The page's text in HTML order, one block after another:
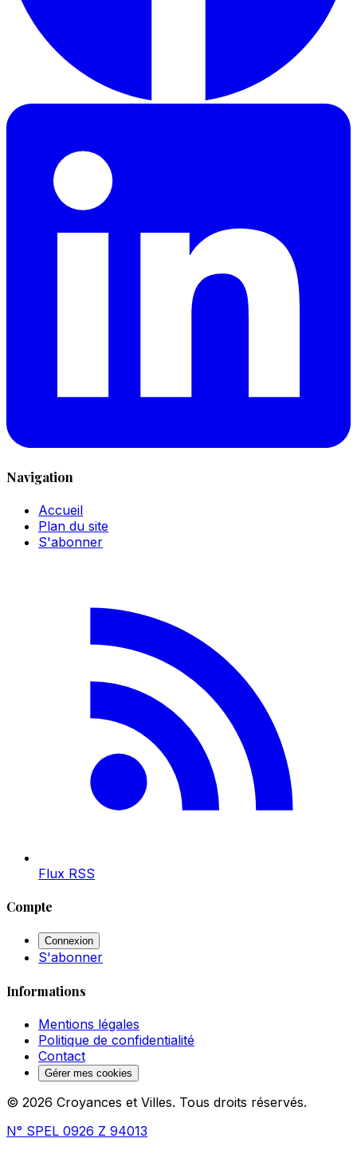
Navigation
Accueil
Plan du site
S'abonner
Flux RSS
Compte
Connexion
S'abonner
Informations
Mentions légales
Politique de confidentialité
Contact
Gérer mes cookies
© 2026 Croyances et Villes. Tous droits réservés.
N° SPEL 0926 Z 94013